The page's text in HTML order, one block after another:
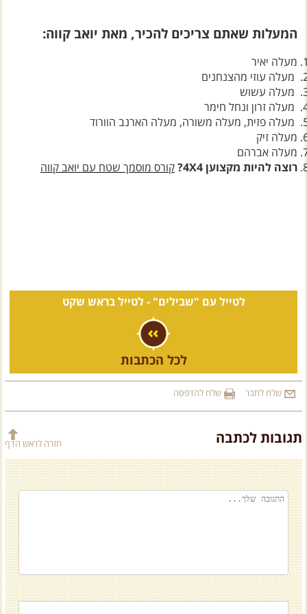
המעלות שאתם צריכים להכיר, מאת יואב קווה:
מעלה יאיר
מעלה עוזי מהצנחנים
מעלה עשוש
מעלה זרון ונחל חימר
מעלה פזית, מעלה משורה, מעלה הארנב הוורוד
מעלה זיק
מעלה אברהם
רוצה להיות מקצוען 4X4?
קורס מוסמך שטח עם יואב קווה
לטייל עם "שבילים" -לטייל בראש שקט
לכל הכתבות
שלח לחבר שלח להדפסה
תגובות לכתבה חזרה לראש הדף